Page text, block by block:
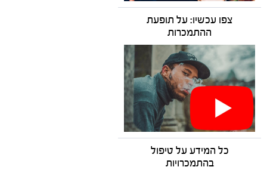
צפו עכשיו: על תופעת
ההתמכרות
כל המידע על טיפול
בהתמכרויות